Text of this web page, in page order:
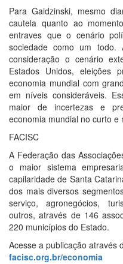
Para Gaidzinski, mesmo
cautela quanto ao
entraves que o cenário
sociedade como um
consideração o cenário
Estados Unidos, eleições
economia mundial com
em níveis consideráveis.
maior de incertezas e
economia mundial no curto e
FACISC
A Federação das
o maior sistema
capilaridade de Santa
dos mais diversos
serviço, agronegócios,
outros, através de 146
220 municípios do Estado.
Acesse a publicação através
facisc.org.br/economia